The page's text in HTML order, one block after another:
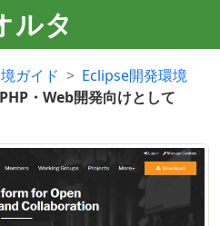
ルタ
ガイド
Eclipse開発環境
・Web開発向けとして